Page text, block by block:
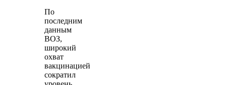
По
последним
данным
ВОЗ,
широкий
охват
вакцинацией
сократил